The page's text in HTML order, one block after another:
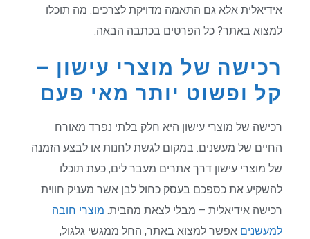
אידיאלית אלא גם התאמה מדויקת לצרכים. מה תוכלו
למצוא באתר? כל הפרטים בכתבה הבאה.
רכישה של מוצרי עישון –
קל ופשוט יותר מאי פעם
רכישה של מוצרי עישון היא חלק בלתי נפרד מאורח
החיים של מעשנים. במקום לגשת לחנות או לבצע הזמנה
של מוצרי עישון דרך אתרים מעבר לים, כעת תוכלו
להשקיע את כספכם בעסק כחול לבן אשר מעניק חווית
רכישה אידיאלית – מבלי לצאת מהבית.מוצרי חובה
למעשניםאפשר למצוא באתר, החל ממגשי גלגול,